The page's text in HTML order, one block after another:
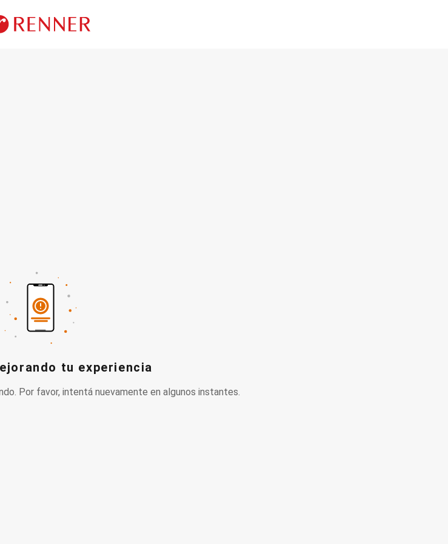
tu experiencia
Por favor, intentá nuevamente en algunos instantes.